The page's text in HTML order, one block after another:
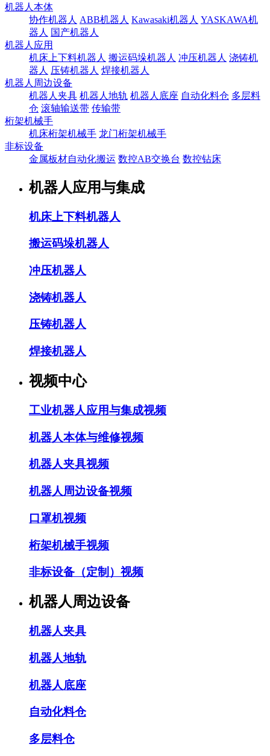
机器人本体
协作机器人 ABB机器人 Kawasaki机器人 YASKAWA机
器人 国产机器人
机器人应用
机床上下料机器人 搬运码垛机器人 冲压机器人 浇铸机
器人 压铸机器人 焊接机器人
机器人周边设备
机器人夹具 机器人地轨 机器人底座 自动化料仓 多层料
仓 滚轴输送带 传输带
桁架机械手
机床桁架机械手 龙门桁架机械手
非标设备
金属板材自动化搬运 数控AB交换台 数控钻床
机器人应用与集成
机床上下料机器人
搬运码垛机器人
冲压机器人
浇铸机器人
压铸机器人
焊接机器人
视频中心
工业机器人应用与集成视频
机器人本体与维修视频
机器人夹具视频
机器人周边设备视频
口罩机视频
桁架机械手视频
非标设备（定制）视频
机器人周边设备
机器人夹具
机器人地轨
机器人底座
自动化料仓
多层料仓